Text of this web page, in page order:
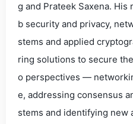
g and Prateek Saxena.
b security and privacy,
stems and applied
ring solutions to secure
o perspectives —
e, addressing consensus
stems and identifying new